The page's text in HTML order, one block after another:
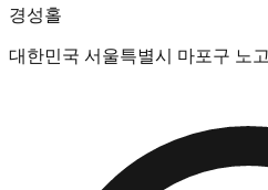
경성홀
대한민국 서울특별시 마포구 노